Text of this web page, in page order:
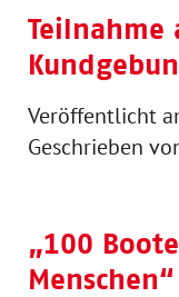
Teilnahme
Veröffentlicht
Geschrieben
„100